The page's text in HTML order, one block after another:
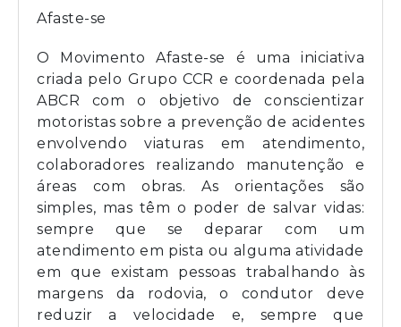
Afaste-se
O Movimento Afaste-se é uma iniciativa
criada pelo Grupo CCR e coordenada pela
ABCR com o objetivo de conscientizar
motoristas sobre a prevenção de acidentes
envolvendo viaturas em atendimento,
colaboradores realizando manutenção e
áreas com obras. As orientações são
simples, mas têm o poder de salvar vidas:
sempre que se deparar com um
atendimento em pista ou alguma atividade
em que existam pessoas trabalhando às
margens da rodovia, o condutor deve
reduzir a velocidade e, sempre que